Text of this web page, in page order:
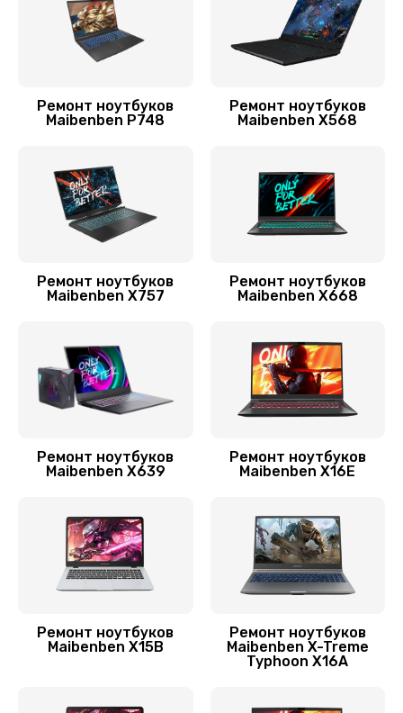
Заказать
Замена оперативной памяти
Ремонт петель экрана
Замена процессора
Ремонт тачпада
Чистка ноутбука от пыли
700 руб.
Ремонт ноутбуков
Maibenben P748
Ремонт ноутбуков
Maibenben X568
Ремонт ноутбуков
Maibenben X757
Ремонт ноутбуков
Maibenben X668
Ремонт ноутбуков
Maibenben X639
Ремонт ноутбуков
Maibenben X16E
Ремонт ноутбуков
Maibenben X15B
Ремонт ноутбуков
Maibenben X-Treme
Typhoon X16A